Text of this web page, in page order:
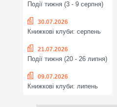
Події тижня (3 - 9 серпня)
30.07.2026
Книжкові клуби: серпень
21.07.2026
Події тижня (20 - 26 липня)
09.07.2026
Книжкові клуби: липень